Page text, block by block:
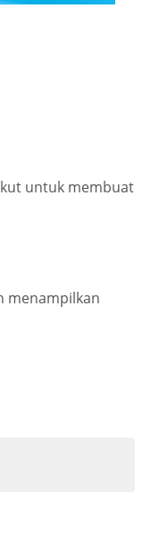
untuk membuat
menampilkan